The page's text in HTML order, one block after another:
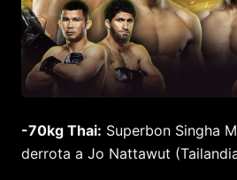
-70kg Thai: Superbon Singha
derrota a Jo Nattawut